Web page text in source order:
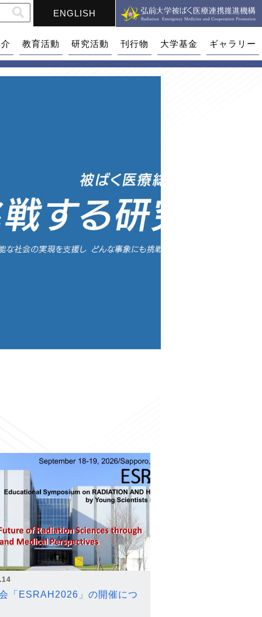
ENGLISH
教育活動 研究活動 刊行物 大学基金 ギャラリー
「ESRAH2026」の開催につ